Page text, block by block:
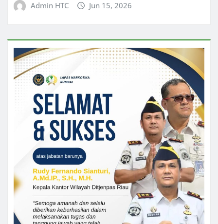
Admin HTC Jun 15, 2026